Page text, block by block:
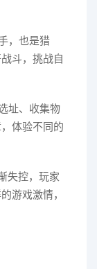
，也是猎
斗，挑战自
址、收集物
体验不同的
失控，玩家
游戏激情，